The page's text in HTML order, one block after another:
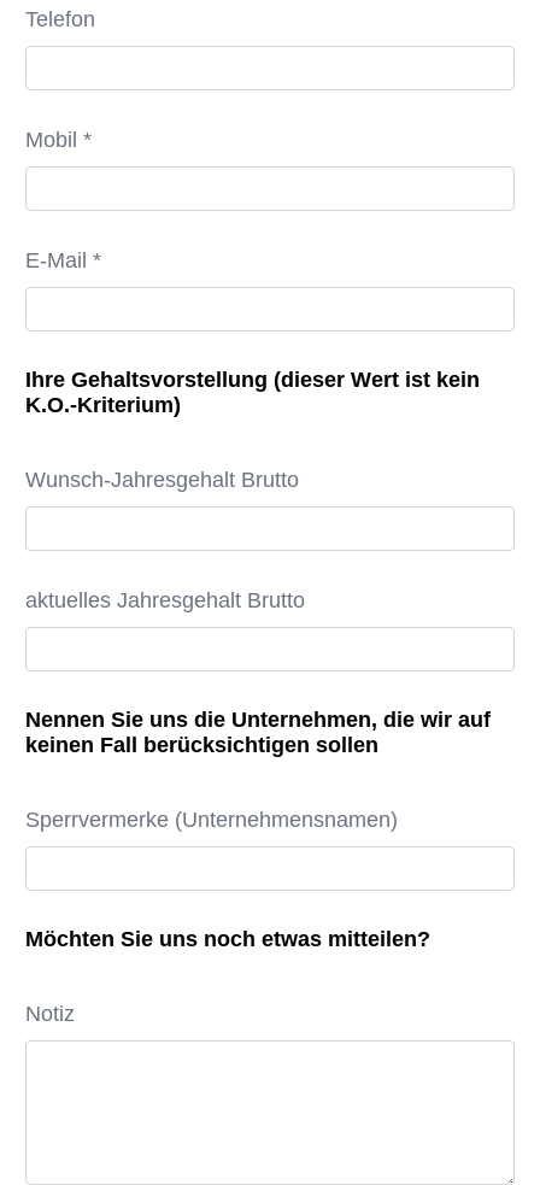
Telefon
Mobil *
E-Mail *
Ihre Gehaltsvorstellung (dieser Wert ist kein
K.O.-Kriterium)
Wunsch-Jahresgehalt Brutto
aktuelles Jahresgehalt Brutto
Nennen Sie uns die Unternehmen, die wir auf
keinen Fall berücksichtigen sollen
Sperrvermerke (Unternehmensnamen)
Möchten Sie uns noch etwas mitteilen?
Notiz